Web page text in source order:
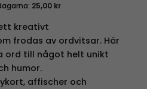
25,00 kr
kreativt
frodas av ordvitsar. Här
ord till något helt unikt
humor.
affischer och